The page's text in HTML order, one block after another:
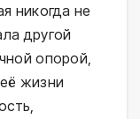
никогда не
другой
опорой,
жизни